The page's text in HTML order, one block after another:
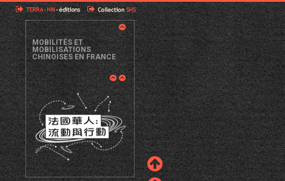
MOBILITÉS ET
MOBILISATIONS
CHINOISES EN FRANCE